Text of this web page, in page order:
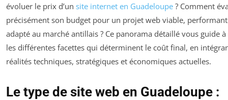
évoluer le prix d’un site internet en Guadeloupe ? Comment
précisément son budget pour un projet web viable,
adapté au marché antillais ? Ce panorama détaillé vous guide
les différentes facettes qui déterminent le coût final, en
réalités techniques, stratégiques et économiques actuelles.
Le type de site web en Guadeloupe :